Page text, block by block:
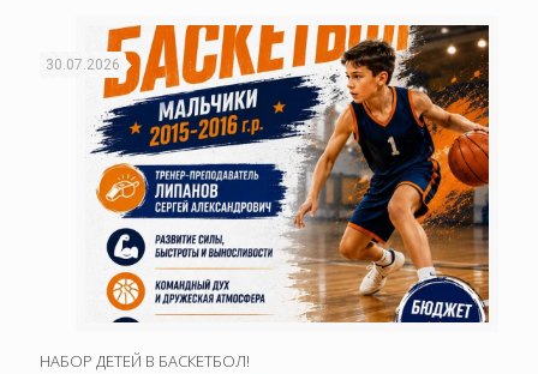
30.07.2026
НАБОР ДЕТЕЙ В БАСКЕТБОЛ!